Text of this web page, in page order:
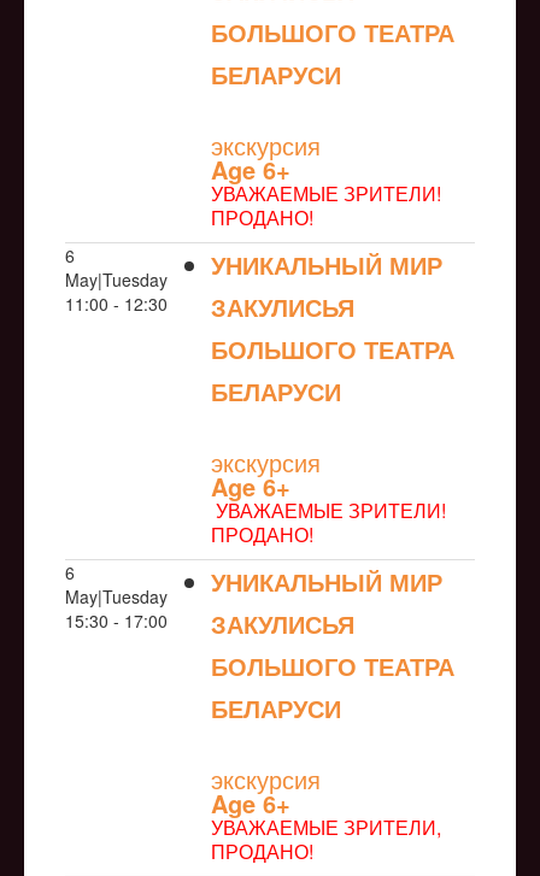
БОЛЬШОГО ТЕАТРА
БЕЛАРУСИ
экскурсия
Age 6+
УВАЖАЕМЫЕ ЗРИТЕЛИ!
ПРОДАНО!
6
May|Tuesday
11:00 - 12:30
УНИКАЛЬНЫЙ МИР
ЗАКУЛИСЬЯ
БОЛЬШОГО ТЕАТРА
БЕЛАРУСИ
экскурсия
Age 6+
УВАЖАЕМЫЕ ЗРИТЕЛИ!
ПРОДАНО!
6
May|Tuesday
15:30 - 17:00
УНИКАЛЬНЫЙ МИР
ЗАКУЛИСЬЯ
БОЛЬШОГО ТЕАТРА
БЕЛАРУСИ
экскурсия
Age 6+
УВАЖАЕМЫЕ ЗРИТЕЛИ,
ПРОДАНО!